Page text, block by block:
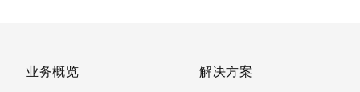
业务概览
解决方案